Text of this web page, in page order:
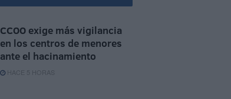
CCOO exige más vigilancia
en los centros de menores
ante el hacinamiento
HACE 5 HORAS